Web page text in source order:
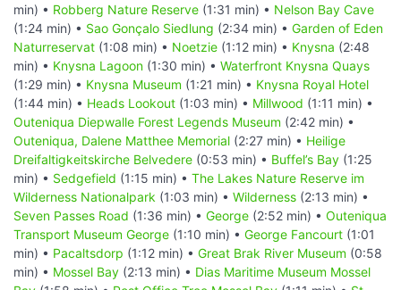
min) • Robberg Nature Reserve (1:31 min) • Nelson Bay Cave
(1:24 min) • Sao Gonçalo Siedlung (2:34 min) • Garden of Eden
Naturreservat (1:08 min) • Noetzie (1:12 min) • Knysna (2:48
min) • Knysna Lagoon (1:30 min) • Waterfront Knysna Quays
(1:29 min) • Knysna Museum (1:21 min) • Knysna Royal Hotel
(1:44 min) • Heads Lookout (1:03 min) • Millwood (1:11 min) •
Outeniqua Diepwalle Forest Legends Museum (2:42 min) •
Outeniqua, Dalene Matthee Memorial (2:27 min) • Heilige
Dreifaltigkeitskirche Belvedere (0:53 min) • Buffel’s Bay (1:25
min) • Sedgefield (1:15 min) • The Lakes Nature Reserve im
Wilderness Nationalpark (1:03 min) • Wilderness (2:13 min) •
Seven Passes Road (1:36 min) • George (2:52 min) • Outeniqua
Transport Museum George (1:10 min) • George Fancourt (1:01
min) • Pacaltsdorp (1:12 min) • Great Brak River Museum (0:58
min) • Mossel Bay (2:13 min) • Dias Maritime Museum Mossel